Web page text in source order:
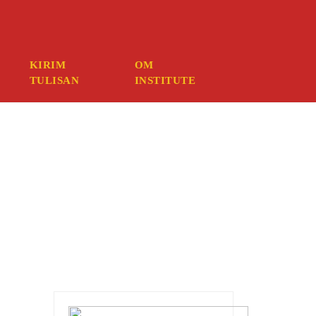
your credentials, you should contact your web host.
KIRIM
TULISAN
OM
INSTITUTE